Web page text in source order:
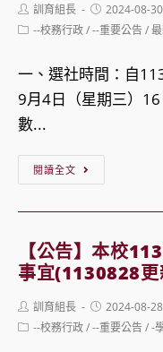
Post
author:
訓育組長
Post
published:
2024-08-30
Post--校務行政/--重要公告/
一、選社時間：自
9月4日（星期三）
數...
閱讀全文
本
校
113
年
【公告】本校
事宜(1130828更
Post
author:
訓育組長
Post
published:
2024-08-28
Post--校務行政/--重要公告/-